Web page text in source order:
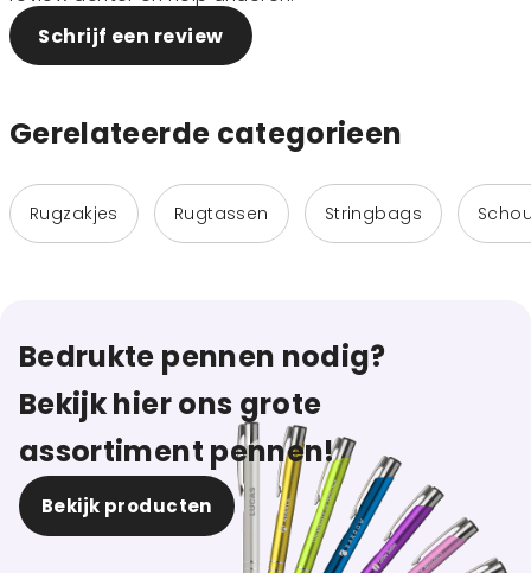
Schrijf een review
Gerelateerde categorieen
Rugzakjes Rugtassen Stringbags
Bedrukte pennen nodig?
Bekijk hier ons grote
assortiment pennen!
Bekijk producten